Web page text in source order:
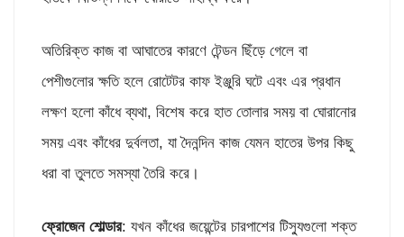
অতিরিক্ত কাজ বা আঘাতের কারণে টেন্ডন ছিঁড়ে গেলে বা
পেশীগুলোর ক্ষতি হলে রোটেটর কাফ ইঞ্জুরি ঘটে এবং এর প্রধান
লক্ষণ হলো কাঁধে ব্যথা, বিশেষ করে হাত তোলার সময় বা ঘোরানোর
সময় এবং কাঁধের দুর্বলতা, যা দৈনন্দিন কাজ যেমন হাতের উপর কিছু
ধরা বা তুলতে সমস্যা তৈরি করে।
ফ্রোজেন শোল্ডার: যখন কাঁধের জয়েন্টের চারপাশের টিস্যুগুলো শক্ত